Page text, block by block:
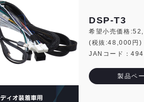
DSP-T3
希望小売価格
(税抜:48,000円)
JANコード：
製品ペ